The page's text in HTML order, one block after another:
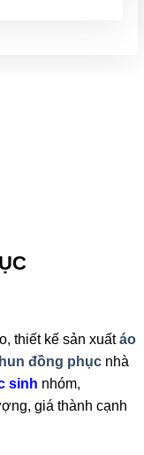
thiết kế sản xuấtáo
đồng phụcnhà
sinh nhóm,
giá thành cạnh